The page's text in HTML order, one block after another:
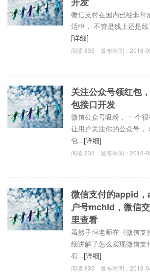
微信支付在国内已经非常
活中， 不管是线上还是
[详细]
阅读835 发布时间：2018-
关注公众号领红包
包接口开发
微信公众号吸粉， 一个
让用户关注你的公众号，
包...[详细]
阅读835 发布时间：2018-
微信支付的appid
户号mchid，微信
里查看
虽然子恒老师在《微信支
细讲解了怎么实现微信支
有...[详细]
阅读835 发布时间：2018-